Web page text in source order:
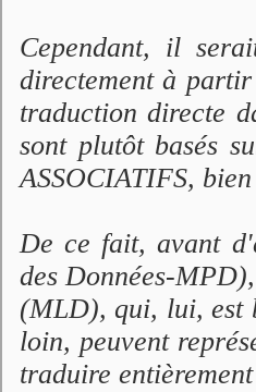
Cependant, il
directement à
traduction directe
sont plutôt basés
ASSOCIATIFS,
De ce fait, avant
des Données-
(MLD), qui, lui, est
loin, peuvent
traduire